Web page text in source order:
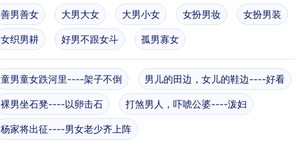
善男善女 大男大女 大男小女 女扮男妆 女扮男装
女织男耕 好男不跟女斗 孤男寡女
童男童女跌河里----架子不倒 男儿的田边，女儿的鞋边----好看
裸男坐石凳----以卵击石 打煞男人，吓唬公婆----泼妇
杨家将出征----男女老少齐上阵